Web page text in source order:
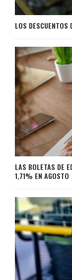
LOS DESCUENTOS
LAS BOLETAS DE
1,71% EN AGOSTO